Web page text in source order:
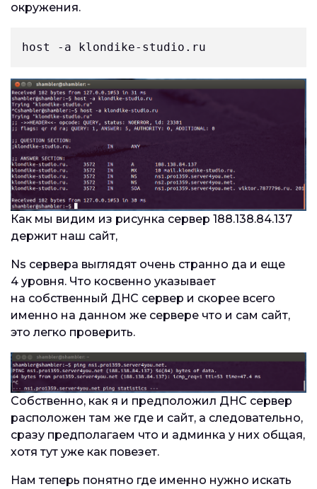
окружения.
host -a klondike-studio.ru
Как мы видим из рисунка сервер 188.138.84.137
держит наш сайт,
Ns сервера выглядят очень странно да и еще
4 уровня. Что косвенно указывает
на собственный ДНС сервер и скорее всего
именно на данном же сервере что и сам сайт,
это легко проверить.
Собственно, как я и предположил ДНС сервер
расположен там же где и сайт, а следовательно,
сразу предполагаем что и админка у них общая,
хотя тут уже как повезет.
Нам теперь понятно где именно нужно искать